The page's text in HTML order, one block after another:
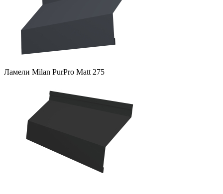
Ламели Milan PurPro Matt 275